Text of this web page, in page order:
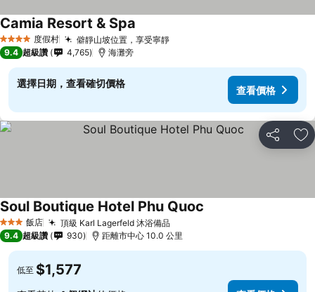
4 星級 度假村 僻靜山坡位置，享受寧靜
Camia Resort & Spa
9.4 超級讚 4,765 海灘旁
選擇日期，查看確切價格
查看價格
分享 加
3 星級 飯店 頂級 Karl Lagerfeld 沐浴備品
Soul Boutique Hotel Phu Quoc
9.4 超級讚 930 距離市中心 10.0 公里
低至 $1,577